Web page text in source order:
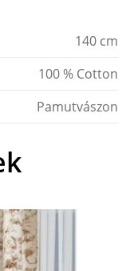
140 cm
100 % Cotton
Pamutvászon